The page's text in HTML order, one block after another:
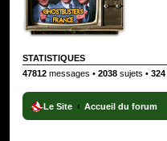
STATISTIQUES
47812 messages • 2038 sujets • 324
Le Site Accueil du forum